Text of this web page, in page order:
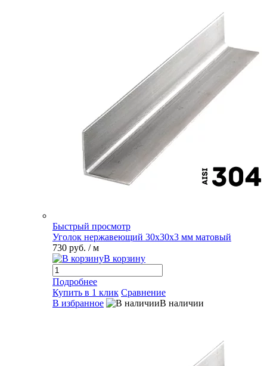
Быстрый просмотр
Уголок нержавеющий 30х30х3 мм матовый
730 руб. / м
В корзину
Подробнее
Купить в 1 клик Сравнение
В избранное
В наличии